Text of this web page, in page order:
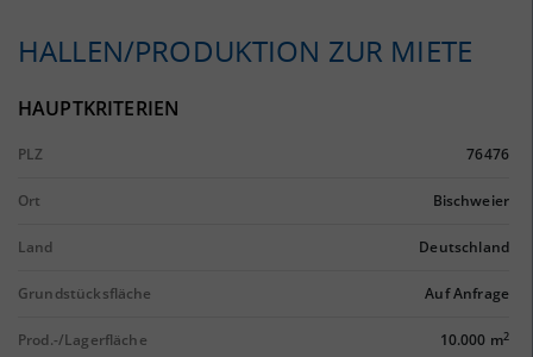
HALLEN/PRODUKTION ZUR MIETE
HAUPTKRITERIEN
PLZ 76476
Ort Bischweier
Land Deutschland
Grundstücksfläche Auf Anfrage
Prod.-/Lagerfläche 10.000 m2